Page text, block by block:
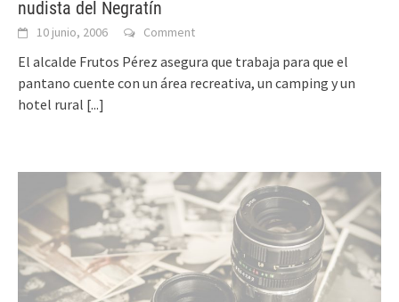
nudista del Negratín
10 junio, 2006 Comment
El alcalde Frutos Pérez asegura que trabaja para que el
pantano cuente con un área recreativa, un camping y un
hotel rural [...]